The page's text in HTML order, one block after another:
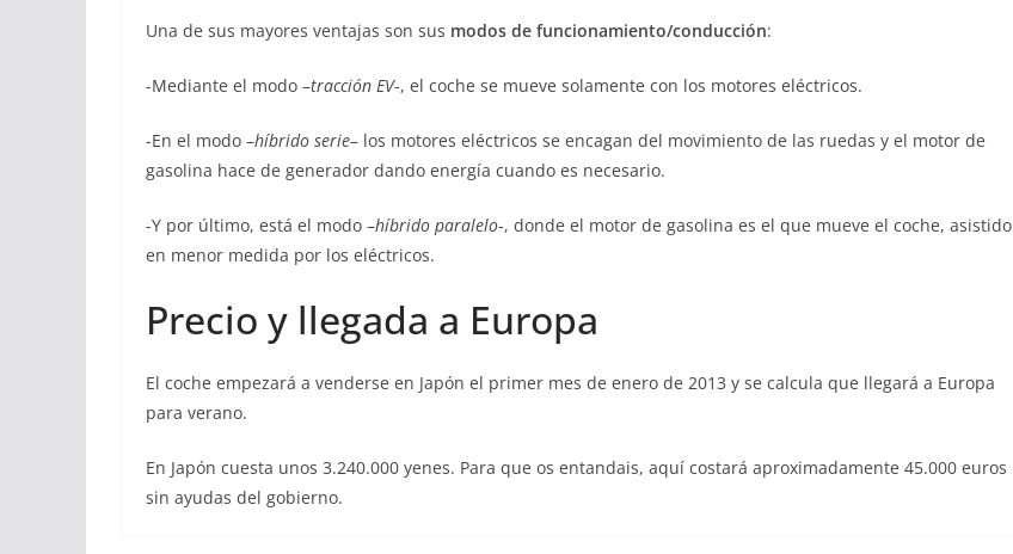
Una de sus mayores ventajas son sus modos de funcionamiento/conducción:
-Mediante el modo –tracción EV-, el coche se mueve solamente con los motores eléctricos.
-En el modo –híbrido serie– los motores eléctricos se encagan del movimiento de las ruedas y el motor de
gasolina hace de generador dando energía cuando es necesario.
-Y por último, está el modo –híbrido paralelo-, donde el motor de gasolina es el que mueve el coche, asistido
en menor medida por los eléctricos.
Precio y llegada a Europa
El coche empezará a venderse en Japón el primer mes de enero de 2013 y se calcula que llegará a Europa
para verano.
En Japón cuesta unos 3.240.000 yenes. Para que os entandais, aquí costará aproximadamente 45.000 euros
sin ayudas del gobierno.